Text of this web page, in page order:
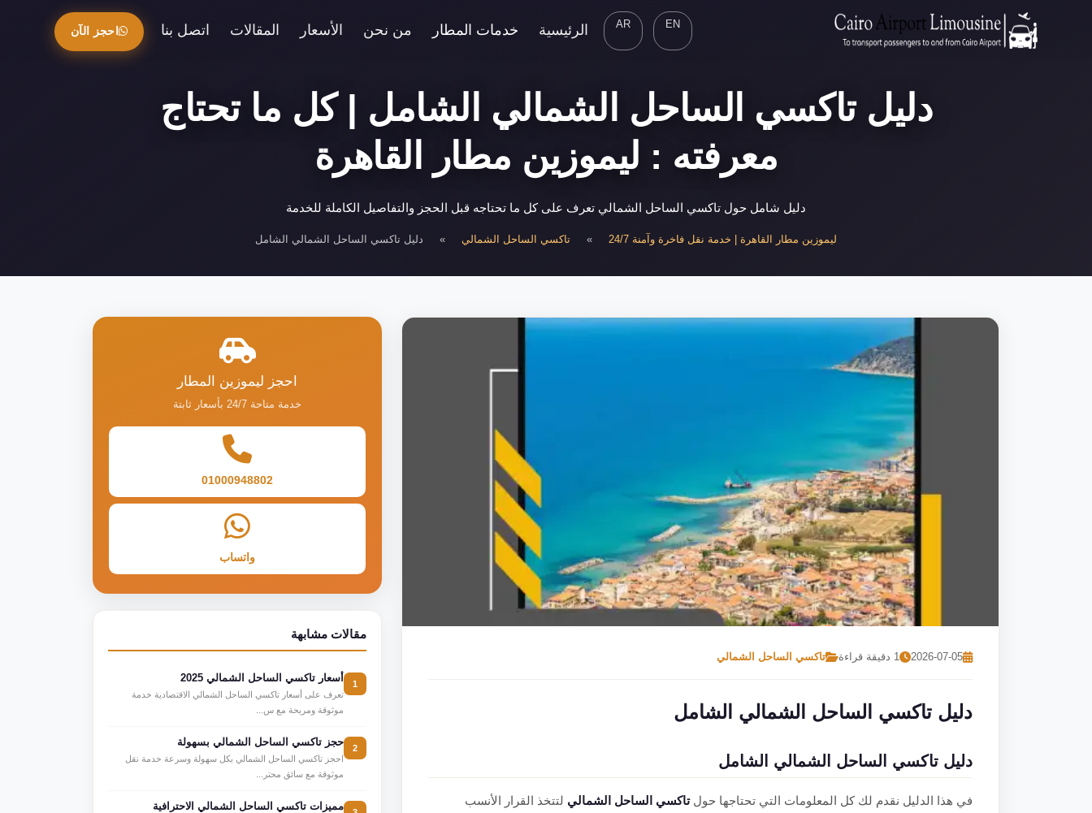
EN
AR الرئيسية خدمات المطار من نحن الأسعار المقالات اتصل بنا احجز الآن
دليل تاكسي الساحل الشمالي الشامل | كل ما تحتاج
معرفته : ليموزين مطار القاهرة
دليل شامل حول تاكسي الساحل الشمالي تعرف على كل ما تحتاجه قبل الحجز والتفاصيل الكاملة للخدمة
ليموزين مطار القاهرة | خدمة نقل فاخرة وآمنة 24/7 » تاكسي الساحل الشمالي » دليل تاكسي الساحل الشمالي الشامل
2026-07-05 1 دقيقة قراءة تاكسي الساحل الشمالي
دليل تاكسي الساحل الشمالي الشامل
دليل تاكسي الساحل الشمالي الشامل
في هذا الدليل نقدم لك كل المعلومات التي تحتاجها حولتاكسي الساحل الشمالي لتتخذ القرار الأنسب
احجز ليموزين المطار
خدمة متاحة 24/7 بأسعار ثابتة
01000948802
واتساب
مقالات مشابهة
1 أسعار تاكسي الساحل الشمالي 2025
تعرف على أسعار تاكسي الساحل الشمالي الاقتصادية خدمة
موثوقة ومريحة مع س...
2 حجز تاكسي الساحل الشمالي بسهولة
احجز تاكسي الساحل الشمالي بكل سهولة وسرعة خدمة نقل
موثوقة مع سائق محتر...
مميزات تاكسي الساحل الشمالي الاحترافية